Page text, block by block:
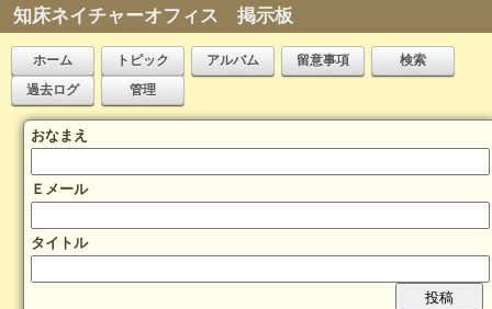
知床ネイチャーオフィス 掲示板
ホーム トピック アルバム 留意事項
検索
過去ログ
管理
おなまえ
Ｅメール
タイトル